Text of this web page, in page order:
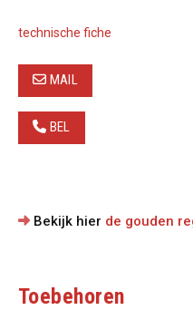
technische fiche
MAIL
BEL
Bekijk hier de gouden
Toebehoren